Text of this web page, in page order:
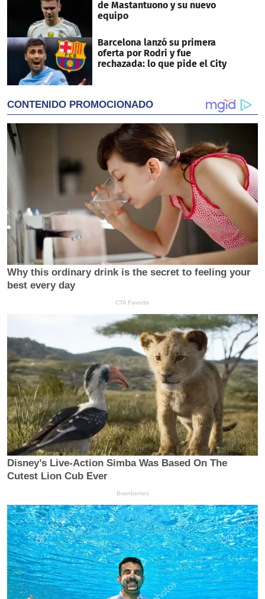
de Mastantuono y su nuevo
equipo
Barcelona lanzó su primera
oferta por Rodri y fue
rechazada: lo que pide el City